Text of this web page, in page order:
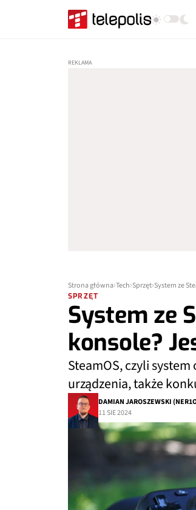
Strona główna Tech Sprzęt System ze
SPRZĘT
System ze
konsole?
SteamOS, czyli
urządzenia, także
DAMIAN JAROSZEWSKI
11 SIE 2024